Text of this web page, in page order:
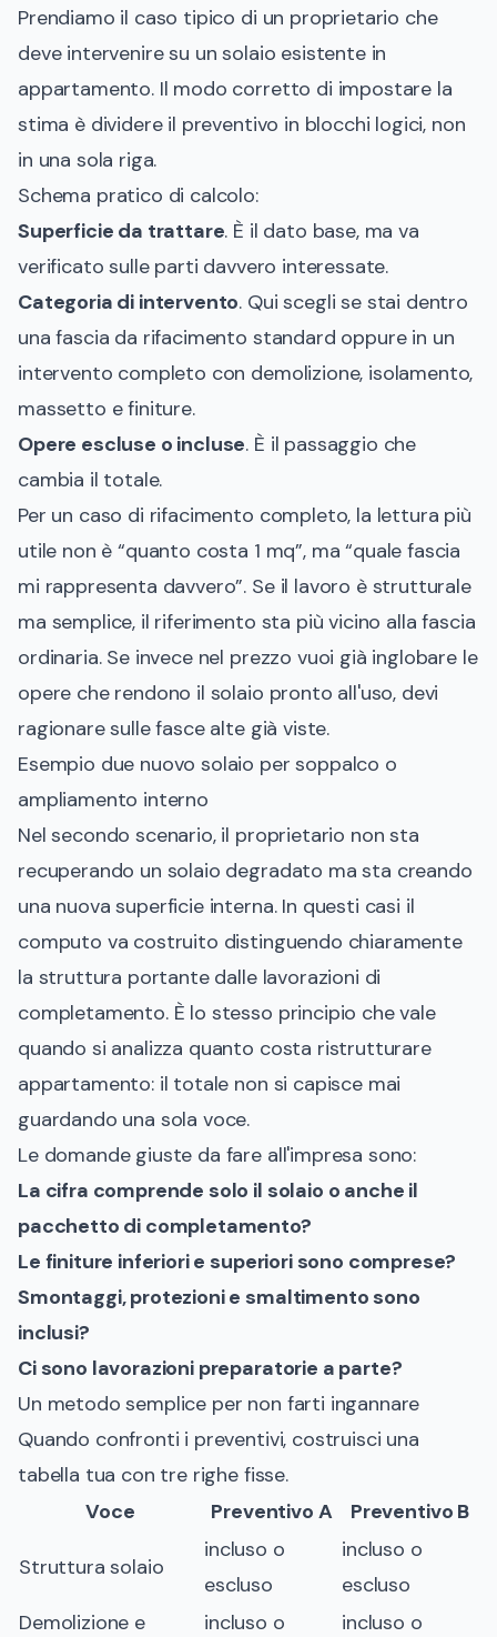
Prendiamo il caso tipico di un proprietario che
deve intervenire su un solaio esistente in
appartamento. Il modo corretto di impostare la
stima è dividere il preventivo in blocchi logici, non
in una sola riga.
Schema pratico di calcolo:
Superficie da trattare. È il dato base, ma va
verificato sulle parti davvero interessate.
Categoria di intervento. Qui scegli se stai dentro
una fascia da rifacimento standard oppure in un
intervento completo con demolizione, isolamento,
massetto e finiture.
Opere escluse o incluse. È il passaggio che
cambia il totale.
Per un caso di rifacimento completo, la lettura più
utile non è “quanto costa 1 mq”, ma “quale fascia
mi rappresenta davvero”. Se il lavoro è strutturale
ma semplice, il riferimento sta più vicino alla fascia
ordinaria. Se invece nel prezzo vuoi già inglobare le
opere che rendono il solaio pronto all'uso, devi
ragionare sulle fasce alte già viste.
Esempio due nuovo solaio per soppalco o
ampliamento interno
Nel secondo scenario, il proprietario non sta
recuperando un solaio degradato ma sta creando
una nuova superficie interna. In questi casi il
computo va costruito distinguendo chiaramente
la struttura portante dalle lavorazioni di
completamento. È lo stesso principio che vale
quando si analizza quanto costa ristrutturare
appartamento: il totale non si capisce mai
guardando una sola voce.
Le domande giuste da fare all'impresa sono:
La cifra comprende solo il solaio o anche il
pacchetto di completamento?
Le finiture inferiori e superiori sono comprese?
Smontaggi, protezioni e smaltimento sono
inclusi?
Ci sono lavorazioni preparatorie a parte?
Un metodo semplice per non farti ingannare
Quando confronti i preventivi, costruisci una
tabella tua con tre righe fisse.
Voce
Preventivo A Preventivo B
Struttura solaio
incluso o
escluso
incluso o
escluso
Demolizione e
incluso o
incluso o